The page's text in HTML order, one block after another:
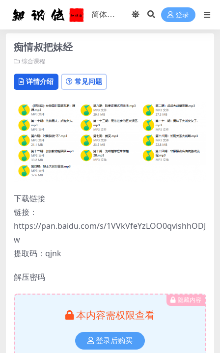
登录
痴情叔把妹经
综合课程
详情介绍 常见问题
下载链接
链接：
https://pan.baidu.com/s/1VVkVfeYzLOO0qvishhODJ
w
提取码：qjnk
解压密码
隐藏内容
本内容需权限查看
登录后购买